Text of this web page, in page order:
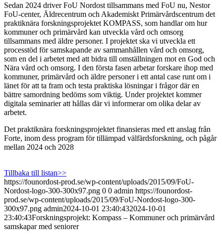
Sedan 2024 driver FoU Nordost tillsammans med FoU nu, Nestor
FoU-center, Äldrecentrum och Akademiskt Primärvårdscentrum det
praktiknära forskningsprojektet KOMPASS, som handlar om hur
kommuner och primärvård kan utveckla vård och omsorg
tillsammans med äldre personer. I projektet ska vi utveckla ett
processtöd för samskapande av sammanhållen vård och omsorg,
som en del i arbetet med att bidra till omställningen mot en God och
Nära vård och omsorg. I den första fasen arbetar forskare ihop med
kommuner, primärvård och äldre personer i ett antal case runt om i
länet för att ta fram och testa praktiska lösningar i frågor där en
bättre samordning bedöms som viktig. Under projektet kommer
digitala seminarier att hållas där vi informerar om olika delar av
arbetet.
Det praktiknära forskningsprojektet finansieras med ett anslag från
Forte, inom dess program för tillämpad välfärdsforskning, och pågår
mellan 2024 och 2028
Tillbaka till listan>>
https://founordost-prod.se/wp-content/uploads/2015/09/FoU-
Nordost-logo-300-300x97.png 0 0 admin https://founordost-
prod.se/wp-content/uploads/2015/09/FoU-Nordost-logo-300-
300x97.png admin2024-10-01 23:40:432024-10-01
23:40:43Forskningsprojekt: Kompass – Kommuner och primärvård
samskapar med seniorer